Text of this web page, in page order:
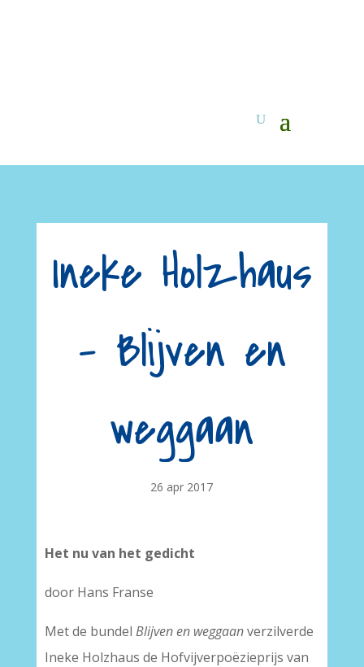
Ineke Holzhaus
– Blijven en
weggaan
26 apr 2017
Het nu van het gedicht
door Hans Franse
Met de bundel Blijven en weggaanverzilverde
Ineke Holzhaus de Hofvijverpoëzieprijs van